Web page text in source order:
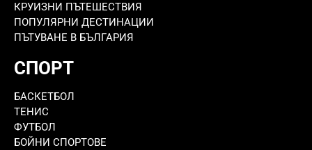
КРУИЗНИ ПЪТЕШЕСТВИЯ
ПОПУЛЯРНИ ДЕСТИНАЦИИ
ПЪТУВАНЕ В БЪЛГАРИЯ
СПОРТ
БАСКЕТБОЛ
ТЕНИС
ФУТБОЛ
БОЙНИ СПОРТОВЕ